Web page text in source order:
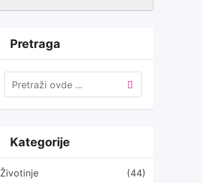
Pretraga
Kategorije
Životinje (44)